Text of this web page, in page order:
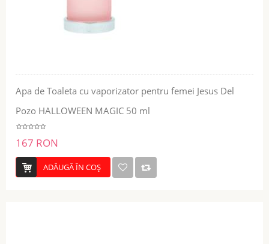
Apa de Toaleta cu vaporizator pentru femei Jesus Del
Pozo HALLOWEEN MAGIC 50 ml
167 RON
ADĂUGĂ ÎN COŞ